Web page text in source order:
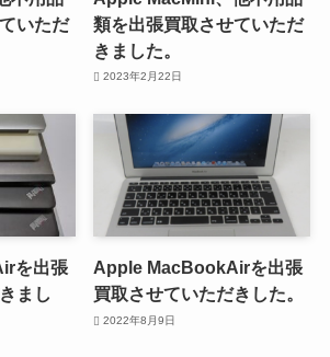
いただ
類を出張買取させていただ
きました。
2023年2月22日
を出張
まし
Apple MacBookAirを出張
買取させていただきした。
2022年8月9日